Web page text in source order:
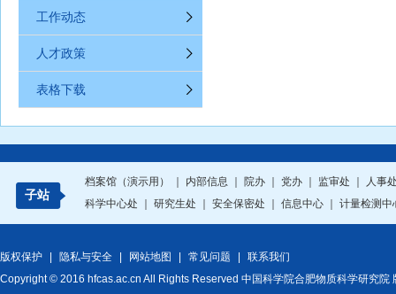
工作动态
人才政策
表格下载
子站
档案馆（演示用） 内部信息 院办 党办 监审处
人事
科学中心处
研究生处 安全保密处 信息中心 计量检测
版权保护 隐私与安全 网站地图 常见问题
联系我们
Copyright © 2016 hfcas.ac.cn All Rights Reserved 中国科学院合肥物质科学研究院